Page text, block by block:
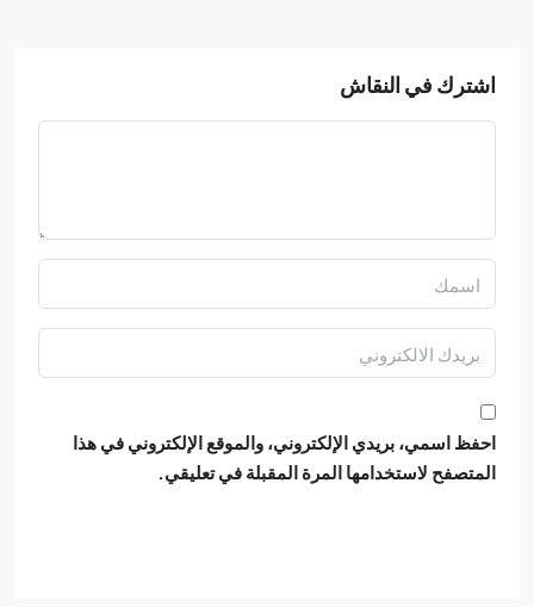
اشترك في النقاش
احفظ اسمي، بريدي الإلكتروني، والموقع الإلكتروني في هذا
المتصفح لاستخدامها المرة المقبلة في تعليقي.